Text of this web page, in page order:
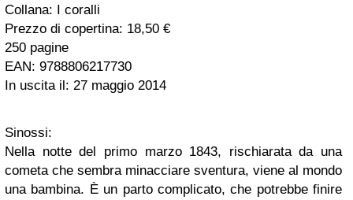
Collana: I coralli
Prezzo di copertina: 18,50 €
250 pagine
EAN: 9788806217730
In uscita il: 27 maggio 2014
Sinossi:
Nella notte del primo marzo 1843, rischiarata da una
cometa che sembra minacciare sventura, viene al mondo
una bambina. È un parto complicato, che potrebbe finire